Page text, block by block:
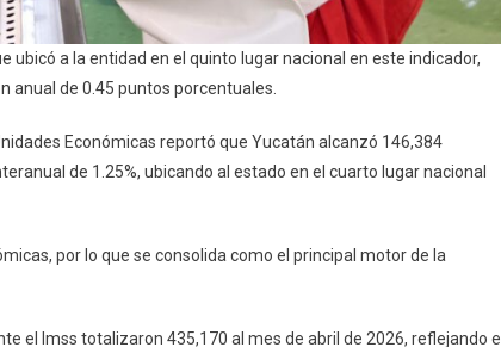
ubicó a la entidad en el quinto lugar nacional en este indicador,
anual de 0.45 puntos porcentuales.
Económicas reportó que Yucatán alcanzó 146,384
de 1.25%, ubicando al estado en el cuarto lugar nacional
por lo que se consolida como el principal motor de la
el Imss totalizaron 435,170 al mes de abril de 2026, reflejando el